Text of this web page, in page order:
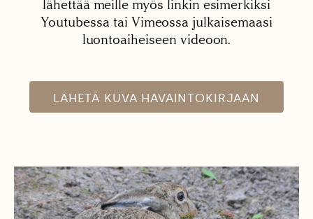
lähettää meille myös linkin esimerkiksi
Youtubessa tai Vimeossa julkaisemaasi
luontoaiheiseen videoon.
LÄHETÄ KUVA HAVAINTOKIRJAAN